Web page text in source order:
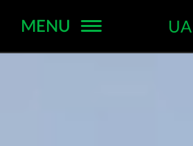
MENU UA